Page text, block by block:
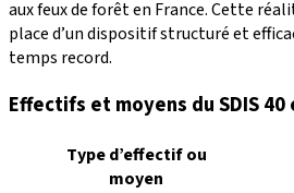
aux feux de forêt en France. Cette
place d’un dispositif structuré et
temps record.
Effectifs et moyens du SDIS
Type d’effectif ou
moyen